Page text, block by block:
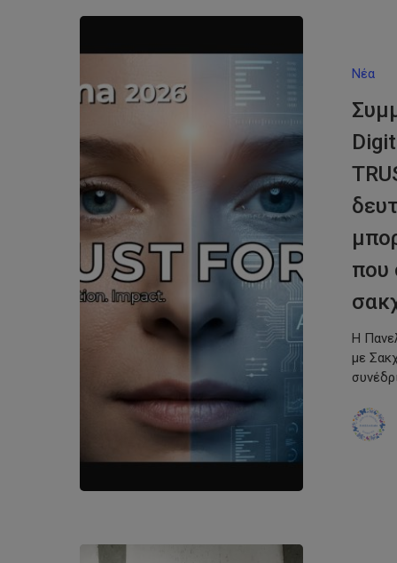
Hit enter to search or ESC to close
Νέα
που
Η
με